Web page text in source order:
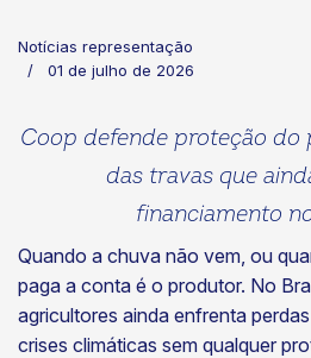
Notícias representação
01 de julho de 2026
Coop defende proteção
das travas que
financiamento
Quando a chuva não vem, ou
paga a conta é o produtor. No
agricultores ainda enfrenta
crises climáticas sem qualquer